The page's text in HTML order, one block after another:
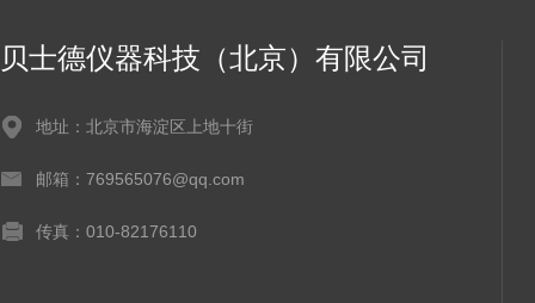
贝士德仪器科技（北京）有限公司
地址：北京市海淀区上地十街
邮箱：769565076@qq.com
传真：010-82176110